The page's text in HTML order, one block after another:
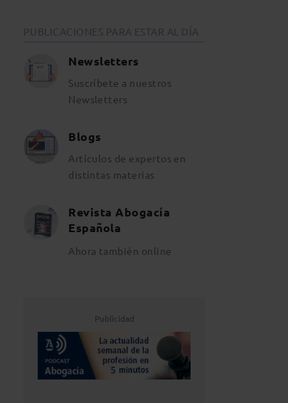
PUBLICACIONES PARA ESTAR AL DÍA
Newsletters
Suscríbete a nuestros
Newsletters
Blogs
Artículos de expertos en
distintas materias
Revista Abogacía
Española
Ahora también online
Publicidad